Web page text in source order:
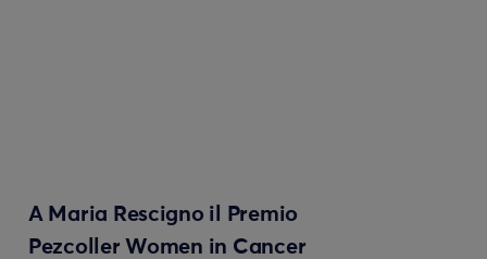
A Maria Rescigno il Premio
Pezcoller Women in Cancer